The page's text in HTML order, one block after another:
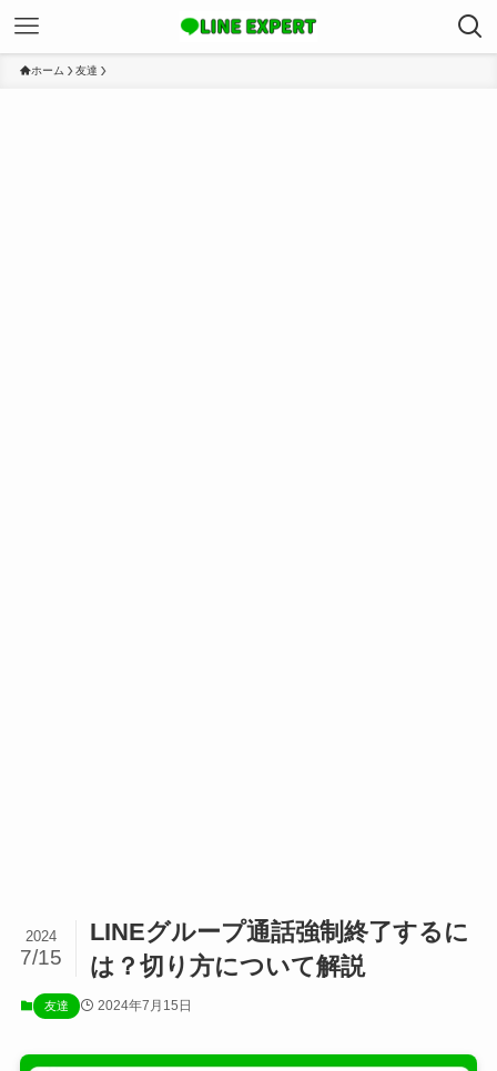
ホーム 友達
LINEグループ通話強制終了するに
は？切り方について解説
2024
7/15
友達 2024年7月15日